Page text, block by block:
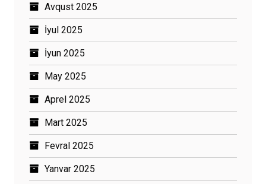
Avqust 2025
İyul 2025
İyun 2025
May 2025
Aprel 2025
Mart 2025
Fevral 2025
Yanvar 2025